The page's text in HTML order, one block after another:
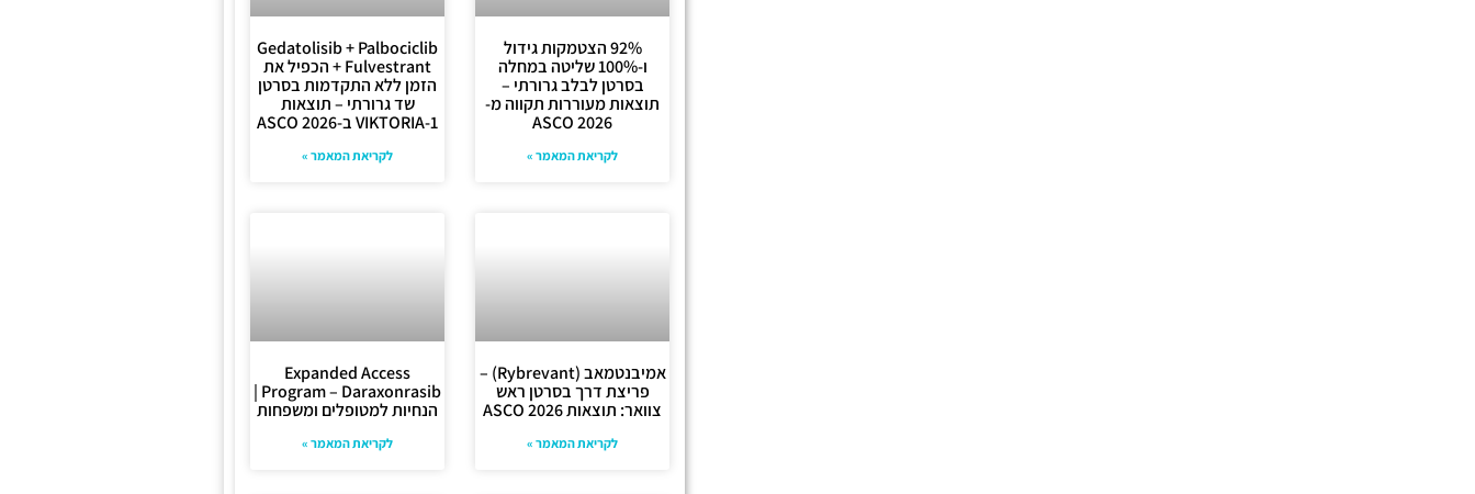
92% הצטמקות גידול
ו-100% שליטה במחלה
בסרטן לבלב גרורתי –
תוצאות מעוררות תקווה מ-
ASCO 2026
לקריאת המאמר »
Gedatolisib + Palbociclib
+ Fulvestrant הכפיל את
הזמן ללא התקדמות בסרטן
שד גרורתי – תוצאות
VIKTORIA-1 ב-ASCO 2026
לקריאת המאמר »
אמיבנטמאב (Rybrevant) –
פריצת דרך בסרטן ראש
צוואר: תוצאות ASCO 2026
לקריאת המאמר »
Expanded Access
Program – Daraxonrasib |
הנחיות למטופלים ומשפחות
לקריאת המאמר »